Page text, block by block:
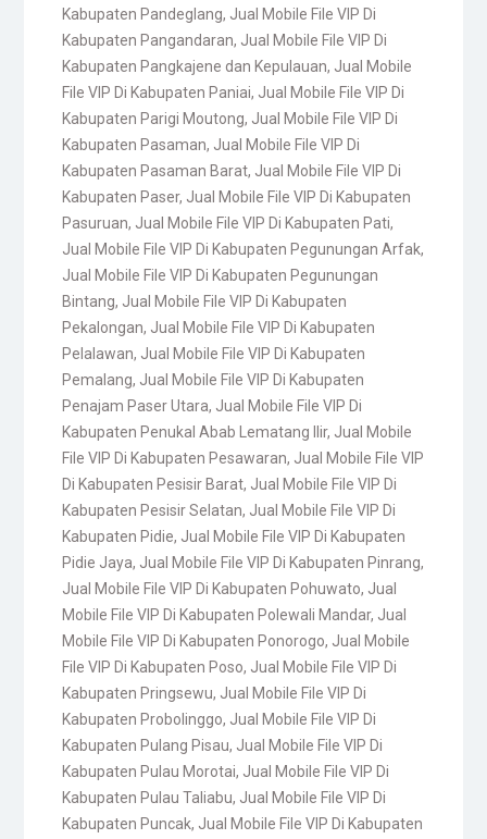
Kabupaten Pandeglang, Jual Mobile File VIP Di
Kabupaten Pangandaran, Jual Mobile File VIP Di
Kabupaten Pangkajene dan Kepulauan, Jual Mobile
File VIP Di Kabupaten Paniai, Jual Mobile File VIP Di
Kabupaten Parigi Moutong, Jual Mobile File VIP Di
Kabupaten Pasaman, Jual Mobile File VIP Di
Kabupaten Pasaman Barat, Jual Mobile File VIP Di
Kabupaten Paser, Jual Mobile File VIP Di Kabupaten
Pasuruan, Jual Mobile File VIP Di Kabupaten Pati,
Jual Mobile File VIP Di Kabupaten Pegunungan Arfak,
Jual Mobile File VIP Di Kabupaten Pegunungan
Bintang, Jual Mobile File VIP Di Kabupaten
Pekalongan, Jual Mobile File VIP Di Kabupaten
Pelalawan, Jual Mobile File VIP Di Kabupaten
Pemalang, Jual Mobile File VIP Di Kabupaten
Penajam Paser Utara, Jual Mobile File VIP Di
Kabupaten Penukal Abab Lematang Ilir, Jual Mobile
File VIP Di Kabupaten Pesawaran, Jual Mobile File VIP
Di Kabupaten Pesisir Barat, Jual Mobile File VIP Di
Kabupaten Pesisir Selatan, Jual Mobile File VIP Di
Kabupaten Pidie, Jual Mobile File VIP Di Kabupaten
Pidie Jaya, Jual Mobile File VIP Di Kabupaten Pinrang,
Jual Mobile File VIP Di Kabupaten Pohuwato, Jual
Mobile File VIP Di Kabupaten Polewali Mandar, Jual
Mobile File VIP Di Kabupaten Ponorogo, Jual Mobile
File VIP Di Kabupaten Poso, Jual Mobile File VIP Di
Kabupaten Pringsewu, Jual Mobile File VIP Di
Kabupaten Probolinggo, Jual Mobile File VIP Di
Kabupaten Pulang Pisau, Jual Mobile File VIP Di
Kabupaten Pulau Morotai, Jual Mobile File VIP Di
Kabupaten Pulau Taliabu, Jual Mobile File VIP Di
Kabupaten Puncak, Jual Mobile File VIP Di Kabupaten